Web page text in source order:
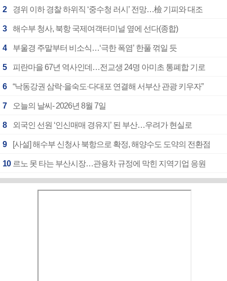
2 경위 이하 경찰 하위직 ‘중수청 러시’ 전망…檢 기피와 대조
3 해수부 청사, 북항 국제여객터미널 옆에 선다(종합)
4 부울경 주말부터 비소식…‘극한 폭염’ 한풀 꺾일 듯
5 피란마을 67년 역사인데…전교생 24명 아미초 통폐합 기로
6 “낙동강권 삼락·을숙도·다대포 연결해 서부산 관광 키우자”
7 오늘의 날씨- 2026년 8월 7일
8 외국인 선원 ‘인신매매 경유지’ 된 부산…우려가 현실로
9 [사설] 해수부 신청사 북항으로 확정, 해양수도 도약의 전환점
10 르노 못 타는 부산시장…관용차 규정에 막힌 지역기업 응원